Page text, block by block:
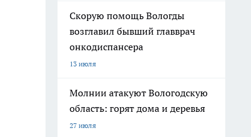
Скорую помощь Вологды
возглавил бывший главврач
онкодиспансера
13 июля
Молнии атакуют Вологодскую
область: горят дома и деревья
27 июля